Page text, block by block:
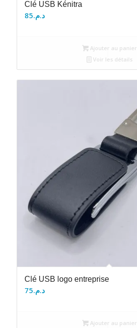
Clé USB Kénitra
د.م.85
Ajouter au panier
Voir les détails
Clé USB logo entreprise
د.م.75
Ajouter au panier